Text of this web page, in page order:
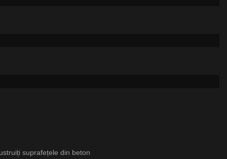
suprafețele din beton